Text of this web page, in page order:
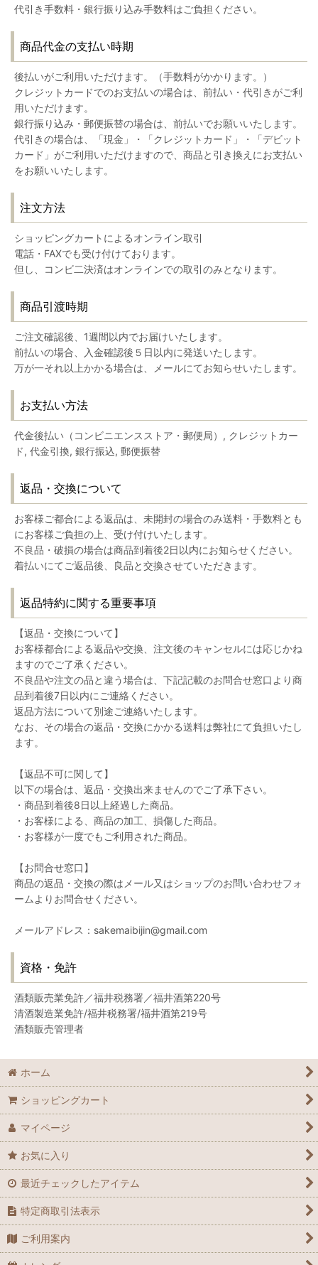
代引き手数料・銀行振り込み手数料はご負担ください。
商品代金の支払い時期
後払いがご利用いただけます。（手数料がかかります。）
クレジットカードでのお支払いの場合は、前払い・代引きがご利
用いただけます。
銀行振り込み・郵便振替の場合は、前払いでお願いいたします。
代引きの場合は、「現金」・「クレジットカード」・「デビット
カード」がご利用いただけますので、商品と引き換えにお支払い
をお願いいたします。
注文方法
ショッピングカートによるオンライン取引
電話・FAXでも受け付けております。
但し、コンビ二決済はオンラインでの取引のみとなります。
商品引渡時期
ご注文確認後、1週間以内でお届けいたします。
前払いの場合、入金確認後５日以内に発送いたします。
万が一それ以上かかる場合は、メールにてお知らせいたします。
お支払い方法
代金後払い（コンビニエンスストア・郵便局）, クレジットカー
ド, 代金引換, 銀行振込, 郵便振替
返品・交換について
お客様ご都合による返品は、未開封の場合のみ送料・手数料とも
にお客様ご負担の上、受け付けいたします。
不良品・破損の場合は商品到着後2日以内にお知らせください。
着払いにてご返品後、良品と交換させていただきます。
返品特約に関する重要事項
【返品・交換について】
お客様都合による返品や交換、注文後のキャンセルには応じかね
ますのでご了承ください。
不良品や注文の品と違う場合は、下記記載のお問合せ窓口より商
品到着後7日以内にご連絡ください。
返品方法について別途ご連絡いたします。
なお、その場合の返品・交換にかかる送料は弊社にて負担いたし
ます。
【返品不可に関して】
以下の場合は、返品・交換出来ませんのでご了承下さい。
・商品到着後8日以上経過した商品。
・お客様による、商品の加工、損傷した商品。
・お客様が一度でもご利用された商品。
【お問合せ窓口】
商品の返品・交換の際はメール又はショップのお問い合わせフォ
ームよりお問合せください。
メールアドレス：sakemaibijin@gmail.com
資格・免許
酒類販売業免許／福井税務署／福井酒第220号
清酒製造業免許/福井税務署/福井酒第219号
酒類販売管理者
ホーム
ショッピングカート
マイページ
お気に入り
最近チェックしたアイテム
特定商取引法表示
ご利用案内